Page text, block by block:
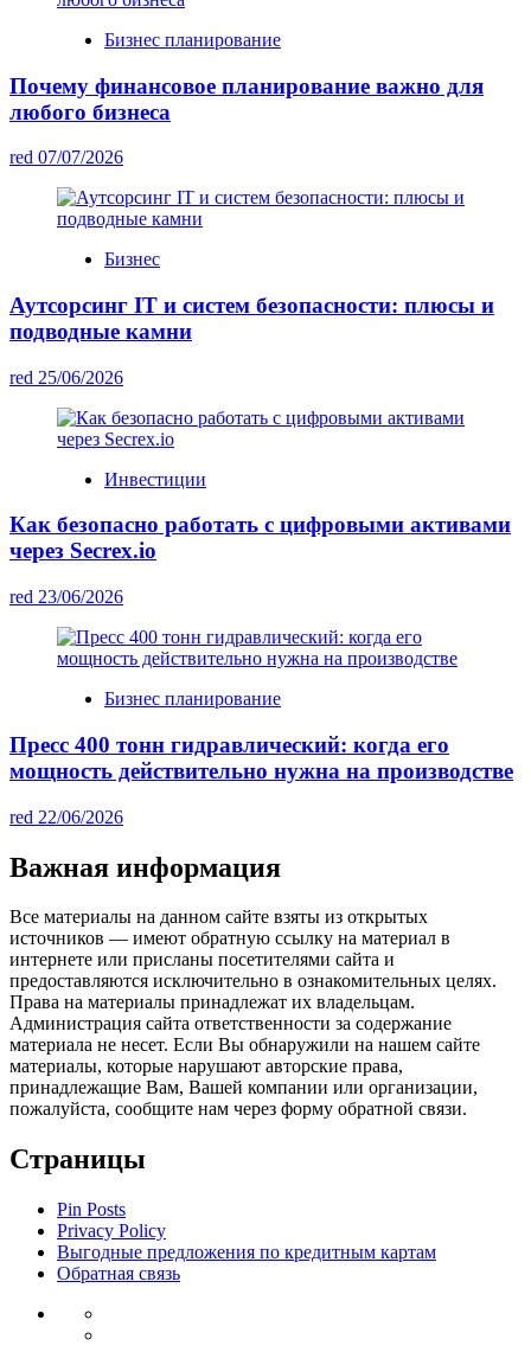
Бизнес планирование
Почему финансовое планирование важно для
любого бизнеса
red 07/07/2026
Бизнес
Аутсорсинг IT и систем безопасности: плюсы и
подводные камни
red 25/06/2026
Инвестиции
Как безопасно работать с цифровыми активами
через Secrex.io
red 23/06/2026
Бизнес планирование
Пресс 400 тонн гидравлический: когда его
мощность действительно нужна на производстве
red 22/06/2026
Важная информация
Все материалы на данном сайте взяты из открытых
источников — имеют обратную ссылку на материал в
интернете или присланы посетителями сайта и
предоставляются исключительно в ознакомительных целях.
Права на материалы принадлежат их владельцам.
Администрация сайта ответственности за содержание
материала не несет. Если Вы обнаружили на нашем сайте
материалы, которые нарушают авторские права,
принадлежащие Вам, Вашей компании или организации,
пожалуйста, сообщите нам через форму обратной связи.
Страницы
Pin Posts
Privacy Policy
Выгодные предложения по кредитным картам
Обратная связь
Инвестиции